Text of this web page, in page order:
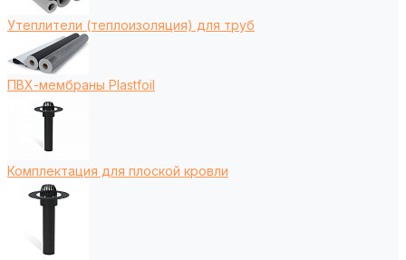
Утеплители (теплоизоляция) для труб
ПВХ-мембраны Plastfoil
Комплектация для плоской кровли